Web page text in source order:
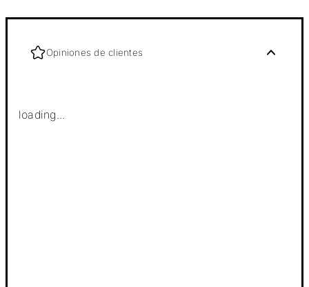
Opiniones de clientes
loading...